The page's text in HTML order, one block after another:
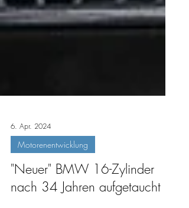
6. Apr. 2024
Motorenentwicklung